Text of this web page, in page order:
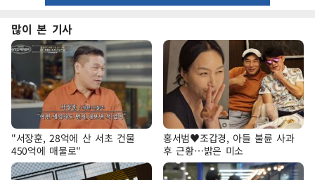
많이 본 기사
"서장훈, 28억에 산 서초 건물
450억에 매물로"
홍서범♥조갑경, 아들 불륜 사과
후 근황…밝은 미소